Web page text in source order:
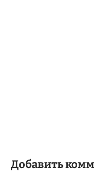
Добавить